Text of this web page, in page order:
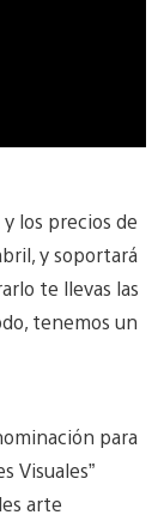
los precios de
y soportará
te llevas las
tenemos un
para
Visuales”
arte